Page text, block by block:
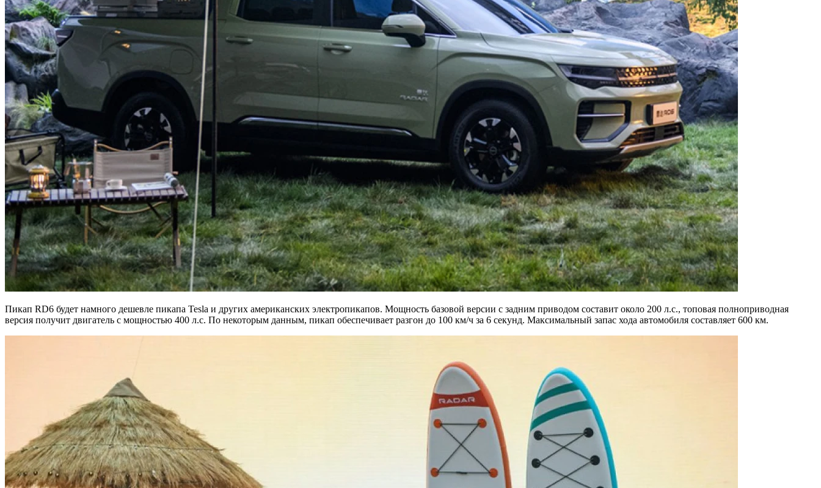
Пикап RD6 будет намного дешевле пикапа Tesla и других американских электропикапов. Мощность базовой версии с задним приводом составит около 200 л.с., топовая полноприводная
версия получит двигатель с мощностью 400 л.с. По некоторым данным, пикап обеспечивает разгон до 100 км/ч за 6 секунд. Максимальный запас хода автомобиля составляет 600 км.